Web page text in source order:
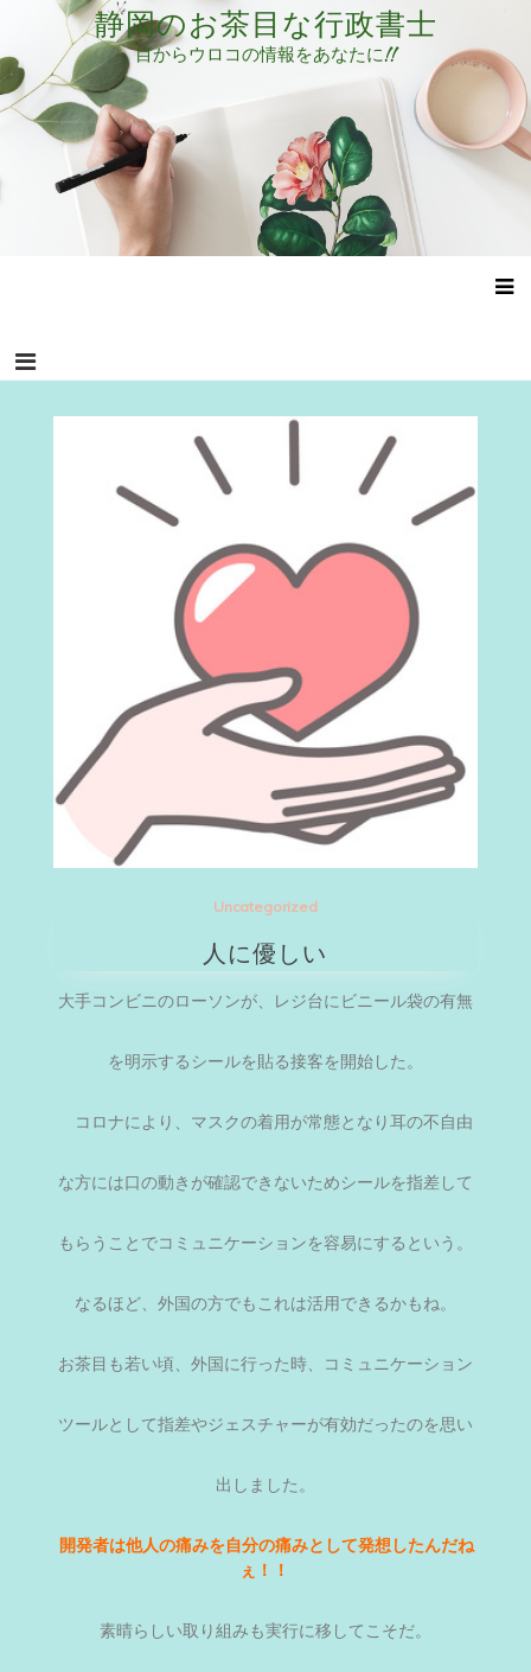
テ
ン
ツ
キ
静岡のお茶目な行政書士
目からウロコの情報をあなたに!!
Uncategorized
人に優しい
大手コンビニのローソンが、レジ台にビニール袋の有無
を明示するシールを貼る接客を開始した。
コロナにより、マスクの着用が常態となり耳の不自由
な方には口の動きが確認できないためシールを指差して
もらうことでコミュニケーションを容易にするという。
なるほど、外国の方でもこれは活用できるかもね。
お茶目も若い頃、外国に行った時、コミュニケーション
ツールとして指差やジェスチャーが有効だったのを思い
出しました。
開発者は他人の痛みを自分の痛みとして発想したんだね
ぇ！！
素晴らしい取り組みも実行に移してこそだ。